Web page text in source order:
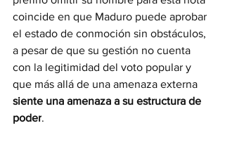
coincide en que Maduro puede aprobar
el estado de conmoción sin obstáculos,
a pesar de que su gestión no cuenta
con la legitimidad del voto popular y
que más allá de una amenaza externa
siente una amenaza a su estructura de
poder.